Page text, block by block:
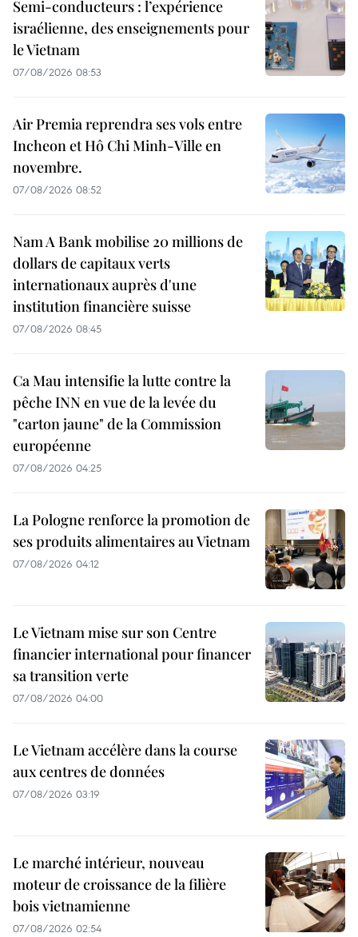
Semi-conducteurs : l’expérience
israélienne, des enseignements pour
le Vietnam
07/08/2026 08:53
Air Premia reprendra ses vols entre
Incheon et Hô Chi Minh-Ville en
novembre.
07/08/2026 08:52
Nam A Bank mobilise 20 millions de
dollars de capitaux verts
internationaux auprès d'une
institution financière suisse
07/08/2026 08:45
Ca Mau intensifie la lutte contre la
pêche INN en vue de la levée du
"carton jaune" de la Commission
européenne
07/08/2026 04:25
La Pologne renforce la promotion de
ses produits alimentaires au Vietnam
07/08/2026 04:12
Le Vietnam mise sur son Centre
financier international pour financer
sa transition verte
07/08/2026 04:00
Le Vietnam accélère dans la course
aux centres de données
07/08/2026 03:19
Le marché intérieur, nouveau
moteur de croissance de la filière
bois vietnamienne
07/08/2026 02:54